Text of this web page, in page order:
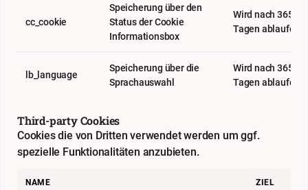
cc_cookie
Speicherung über den
Status der Cookie
Informationsbox
Wird nach 365
Tagen ablaufen
lb_language
Speicherung über die
Sprachauswahl
Wird nach 365
Tagen ablaufen
Third-party Cookies
Cookies die von Dritten verwendet werden um ggf.
spezielle Funktionalitäten anzubieten.
NAME ZIEL